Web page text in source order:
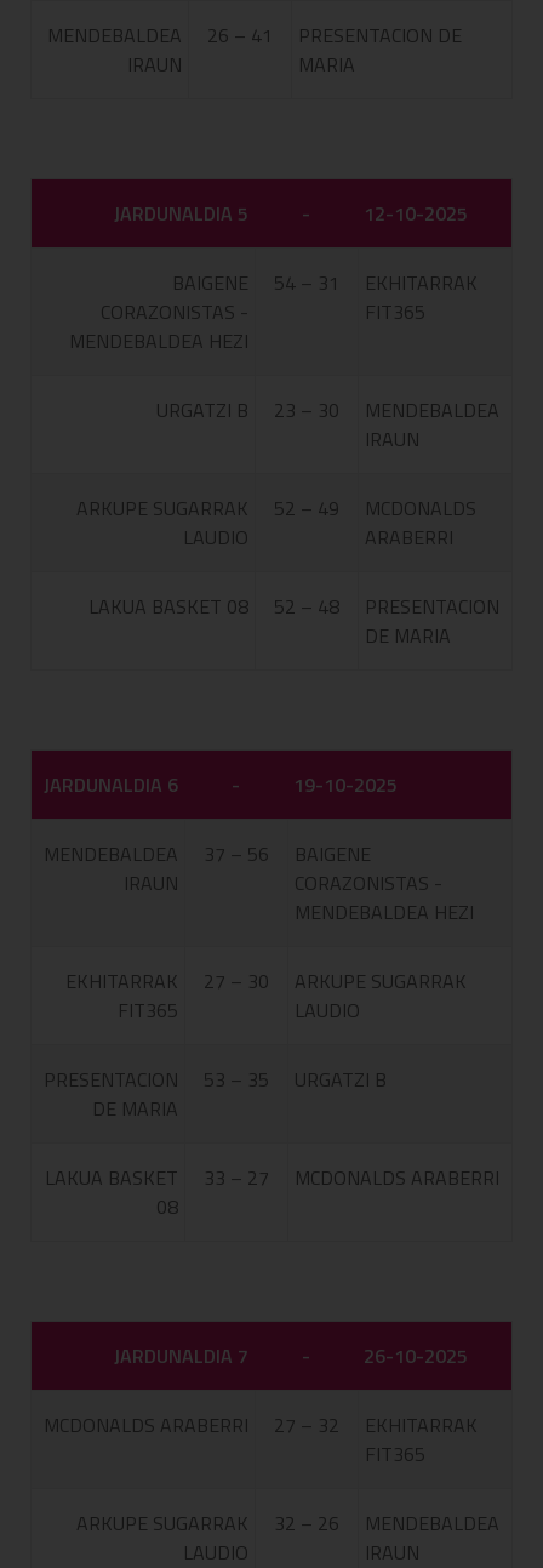
MENDEBALDEA
IRAUN
26 – 41
PRESENTACION DE
MARIA
JARDUNALDIA 5 - 12-10-2025
BAIGENE
CORAZONISTAS -
MENDEBALDEA HEZI
54 – 31
EKHITARRAK
FIT365
URGATZI B 23 – 30
MENDEBALDEA
IRAUN
ARKUPE SUGARRAK
LAUDIO
52 – 49
MCDONALDS
ARABERRI
LAKUA BASKET 08 52 – 48
PRESENTACION
DE MARIA
JARDUNALDIA 6 - 19-10-2025
MENDEBALDEA
IRAUN
37 – 56
BAIGENE
CORAZONISTAS -
MENDEBALDEA HEZI
EKHITARRAK
FIT365
27 – 30
ARKUPE SUGARRAK
LAUDIO
PRESENTACION
DE MARIA
53 – 35 URGATZI B
LAKUA BASKET
08
33 – 27 MCDONALDS ARABERRI
JARDUNALDIA 7 - 26-10-2025
MCDONALDS ARABERRI 27 – 32
EKHITARRAK
FIT365
ARKUPE SUGARRAK
LAUDIO
32 – 26
MENDEBALDEA
IRAUN